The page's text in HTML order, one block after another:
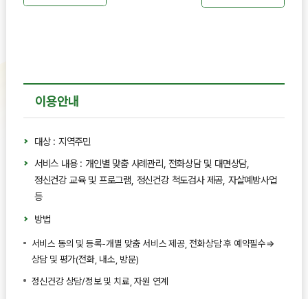
이용안내
대상 : 지역주민
서비스 내용 : 개인별 맞춤 사례관리, 전화상담 및 대면상담,
정신건강 교육 및 프로그램, 정신건강 척도검사 제공, 자살예방사업
등
방법
서비스 동의 및 등록-개별 맞춤 서비스 제공, 전화상담 후 예약필수⇒
상담 및 평가(전화, 내소, 방문)
정신건강 상담/정보 및 치료, 자원 연계